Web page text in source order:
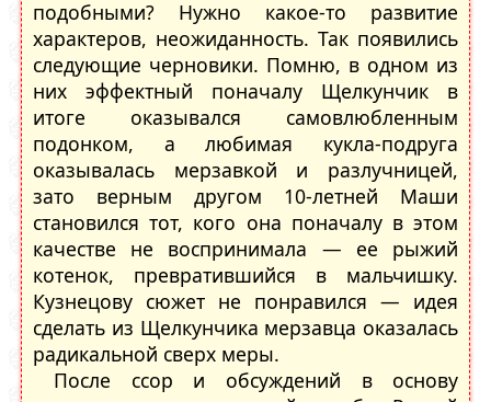
подобными? Нужно какое-то развитие
характеров, неожиданность. Так появились
следующие черновики. Помню, в одном из
них эффектный поначалу Щелкунчик в
итоге оказывался самовлюбленным
подонком, а любимая кукла-подруга
оказывалась мерзавкой и разлучницей,
зато верным другом 10-летней Маши
становился тот, кого она поначалу в этом
качестве не воспринимала — ее рыжий
котенок, превратившийся в мальчишку.
Кузнецову сюжет не понравился — идея
сделать из Щелкунчика мерзавца оказалась
радикальной сверх меры.
После ссор и обсуждений в основу